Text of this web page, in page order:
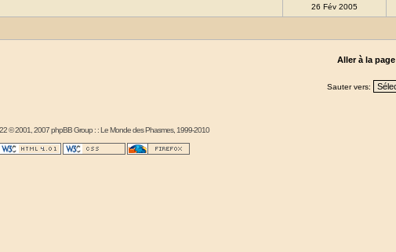
26 Fév 2005
Aller à la page
Sauter vers:
© 2001, 2007 phpBB Group : :Le Monde des Phasmes, 1999-2010